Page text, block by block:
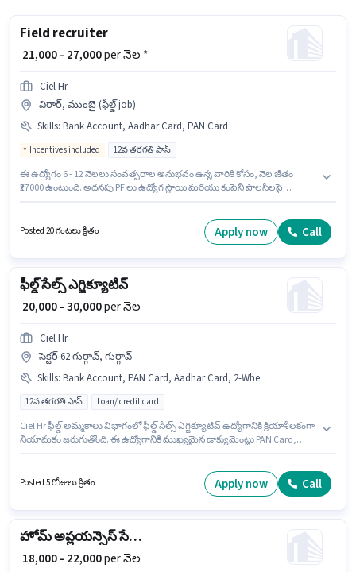
Field recruiter
₹ 21,000 - 27,000per నెల *
Ciel Hr
విరార్, ముంబై (ఫీల్డ్ job)
Skills: Bank Account, Aadhar Card, PAN Card
Incentives included 12వ తరగతి పాస్
ఈ ఉద్యోగం 6 - 12 నెలలు సంవత్సరాల అనుభవం ఉన్న వారికి కోసం, నెల జీతం
₹27000 ఉంటుంది. అదనపు PF లు ఉద్యోగ స్థాయి మరియు కంపెనీ పాలసీలపై
ఈ ఖాళీ విరార్, ముంబై లో ఉంది. ఈ ఉద్యోగానికి ముఖ్యమైన డాక్యుమెంట్లు PAN
Posted 20 గంటలు క్రితం Apply now Call
ఫీల్డ్ సేల్స్ ఎగ్జిక్యూటివ్
₹ 20,000 - 30,000per నెల
Ciel Hr
సెక్టర్ 62 గుర్గావ్, గుర్గావ్
Skills: Bank Account, PAN Card, Aadhar Card, 2-Wheeler Driving Licence, Smartphone, Bike
12వ తరగతి పాస్ Loan/ credit card
Ciel Hr ఫీల్డ్ అమ్మకాలు విభాగంలో ఫీల్డ్ సేల్స్ ఎగ్జిక్యూటివ్ ఉద్యోగానికి క్రియాశీలకంగా
నియామకం జరుగుతోంది. ఈ ఉద్యోగానికి ముఖ్యమైన డాక్యుమెంట్లు PAN Card,
ముఖ్యం. ఈ ఉద్యోగానికి అభ్యర్థులు తప్పనిసరిగా 12వ తరగతి పాస్ డిగ్రీ/సర్టిఫికెట్
కలిగి ఉండాలి. అదనపు Insurance, PF లు ఉద్యోగ స్థాయి మరియు కంపెనీ
Posted 5 రోజులు క్రితం Apply now Call
హోమ్ అప్లయన్సెస్ సేల్స్ రీటైల్
₹ 18,000 - 22,000per నెల